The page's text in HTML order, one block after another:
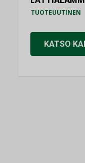
TUOTEUUTINEN
KATSO